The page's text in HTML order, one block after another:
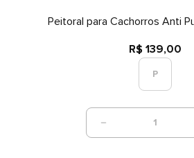
Peitoral para Cachorros Anti
R$ 139,00
P
1